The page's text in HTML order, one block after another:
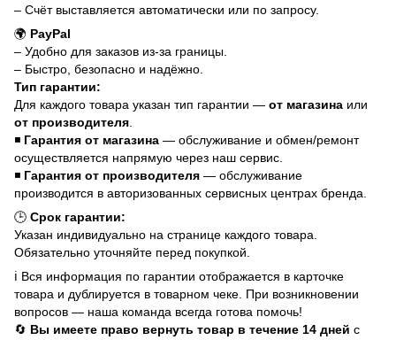
– Счёт выставляется автоматически или по запросу.
🌍 PayPal
– Удобно для заказов из-за границы.
– Быстро, безопасно и надёжно.
Тип гарантии:
Для каждого товара указан тип гарантии — от магазина или
от производителя
◾ Гарантия от магазина — обслуживание и обмен/ремонт
осуществляется напрямую через наш сервис.
◾ Гарантия от производителя — обслуживание
производится в авторизованных сервисных центрах бренда.
🕒 Срок гарантии:
Указан индивидуально на странице каждого товара.
Обязательно уточняйте перед покупкой.
ℹ️ Вся информация по гарантии отображается в карточке
товара и дублируется в товарном чеке. При возникновении
вопросов — наша команда всегда готова помочь!
🔄 Вы имеете право вернуть товар в течение 14 дней с